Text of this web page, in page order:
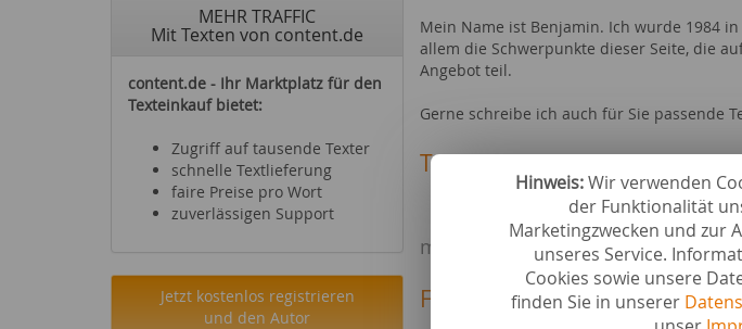
Hinweis:Wir verwenden
der Funktionalität
Marketingzwecken und zur
unseres Service.
Cookies sowie unsere
finden Sie in unserer
MEHR TRAFFIC
Mit Texten von content.de
content.de - Ihr Marktplatz für den
Texteinkauf bietet:
Zugriff auf tausende Texter
schnelle Textlieferung
faire Preise pro Wort
zuverlässigen Support
Jetzt kostenlos registrieren
und den Autor
Mein Name ist Benjamin. Ich wurde 1984
allem die Schwerpunkte dieser Seite, die
Angebot teil.
Gerne schreibe ich auch für Sie passende
Texte verfasst zu
Produktbeschreibung Byte-
Integralrechnung versus
mit HTML
Fachgebiete bei content.de